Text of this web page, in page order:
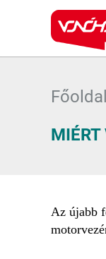
Főoldal
MIÉRT
Az újabb